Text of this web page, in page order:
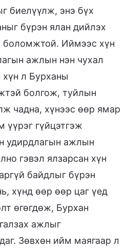
биелүүлж, энэ бүх
бүрэн ялан дийлэх
боломжтой. Иймээс хүн
ажлын нэн чухал
хүн л Бурханы
болгож, туйлын
чадна, хүнээс өөр ямар
үүрэг гүйцэтгэж
удирдлагын ажлын
гэвэл ялзарсан хүн
байдлыг бүрэн
хүнд өөр өөр цаг үед
өгөгдөж, Бурхан
ажлыг
Зөвхөн ийм маягаар л